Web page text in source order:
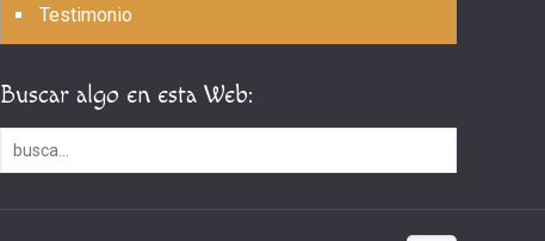
Testimonio
Buscar algo en esta Web: